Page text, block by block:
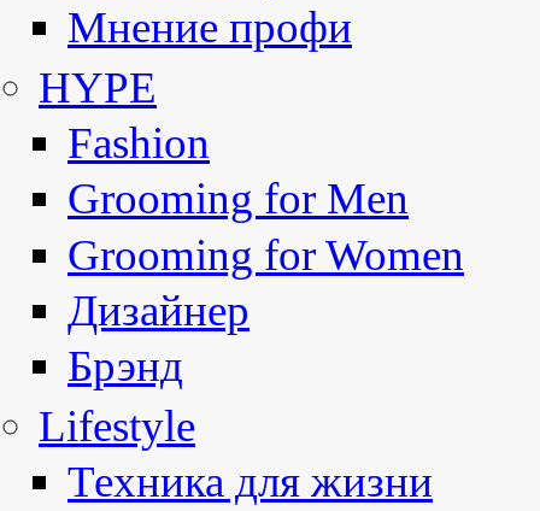
Мнение профи
HYPE
Fashion
Grooming for Men
Grooming for Women
Дизайнер
Брэнд
Lifestyle
Техника для жизни